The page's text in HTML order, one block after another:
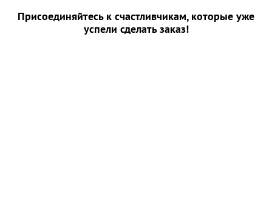
Присоединяйтесь к счастливчикам, которые уже
успели сделать заказ!